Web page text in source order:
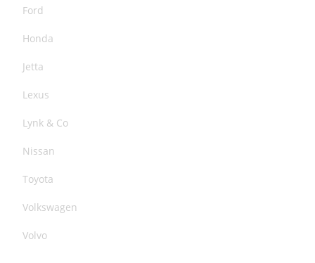
Ford
Honda
Jetta
Lexus
Lynk & Co
Nissan
Toyota
Volkswagen
Volvo